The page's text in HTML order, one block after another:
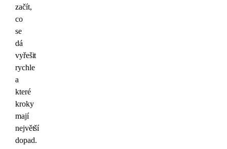
začít,
co
se
dá
vyřešit
rychle
a
které
kroky
mají
největší
dopad.